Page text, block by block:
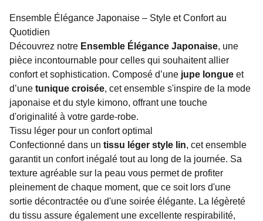
Ensemble Élégance Japonaise – Style et Confort au
Quotidien
Découvrez notre Ensemble Élégance Japonaise, une
pièce incontournable pour celles qui souhaitent allier
confort et sophistication. Composé d’une jupe longue et
d’une tunique croisée, cet ensemble s'inspire de la mode
japonaise et du style kimono, offrant une touche
d'originalité à votre garde-robe.
Tissu léger pour un confort optimal
Confectionné dans un tissu léger style lin, cet ensemble
garantit un confort inégalé tout au long de la journée. Sa
texture agréable sur la peau vous permet de profiter
pleinement de chaque moment, que ce soit lors d'une
sortie décontractée ou d'une soirée élégante. La légèreté
du tissu assure également une excellente respirabilité,